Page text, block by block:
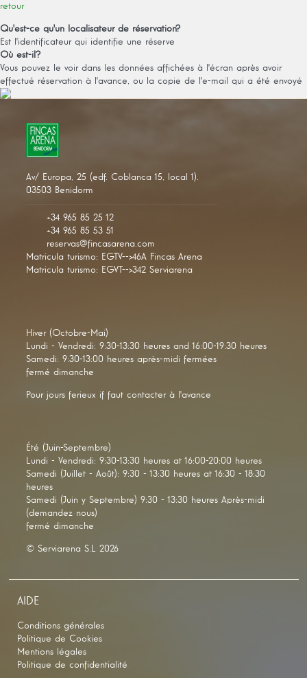
retour
Qu'est-ce qu'un localisateur de réservation?
Est l'identificateur qui identifie une réserve
Où est-il?
Vous pouvez le voir dans les données affichées à l'écran après avoir
effectué réservation à l'avance, ou la copie de l'e-mail qui a été envoyé
Av/ Europa, 25 (edf. Coblanca 15, local 1).
03503 Benidorm
+34 965 85 25 12
+34 965 85 53 51
reservas@fincasarena.com
Matricula turismo: EGTV-->46A Fincas Arena
Matricula turismo: EGVT-->342 Serviarena
Hiver (Octobre-Mai)
Lundi - Vendredi: 9:30-13:30 heures and 16:00-19:30 heures
Samedi: 9:30-13:00 heures après-midi fermées
fermé dimanche
Pour jours ferieux if faut contacter à l'avance
Été (Juin-Septembre)
Lundi - Vendredi: 9:30-13:30 heures at 16:00-20:00 heures
Samedi (Juillet - Août): 9:30 - 13:30 heures at 16:30 - 18:30
heures
Samedi (Juin y Septembre) 9:30 - 13:30 heures Après-midi
(demandez nous)
fermé dimanche
© Serviarena S.L 2026
AIDE
Conditions générales
Politique de Cookies
Mentions légales
Politique de confidentialité